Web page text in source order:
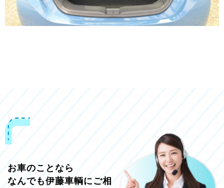
お車のことなら
なんでも伊藤車輌にご相